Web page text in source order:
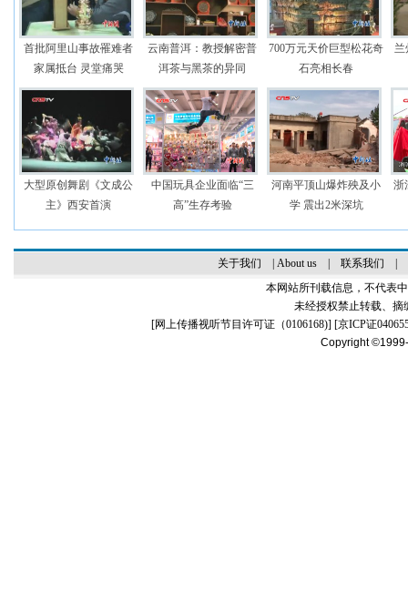
首批阿里山事故罹难者
家属抵台 灵堂痛哭
云南普洱：教授解密普
洱茶与黑茶的异同
700万元天价巨型松花奇
石亮相长春
兰
大型原创舞剧《文成公
主》西安首演
中国玩具企业面临“三
高”生存考验
河南平顶山爆炸殃及小
学 震出2米深坑
浙
关于我们 About us| 联系我们
本网站所刊载信息，不代表
未经授权禁止转载、摘
[网上传播视听节目许可证（0106168)] [京ICP证
Copyright